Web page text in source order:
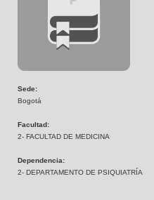
Sede:
Bogotá
Facultad:
2- FACULTAD DE MEDICINA
Dependencia:
2- DEPARTAMENTO DE PSIQUIATRÍA